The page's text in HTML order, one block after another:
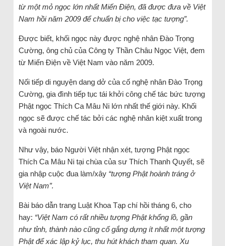
từ một mỏ ngọc lớn nhất Miến Điện, đã được đưa về Việt
Nam hồi năm 2009 để chuẩn bị cho việc tạc tượng”.
Được biết, khối ngọc này được nghệ nhân Đào Trọng
Cường, ông chủ của Công ty Thần Châu Ngọc Việt, đem
từ Miến Điện về Việt Nam vào năm 2009.
Nối tiếp di nguyện dang dở của cố nghệ nhân Đào Trọng
Cường, gia đình tiếp tục tái khởi công chế tác bức tượng
Phật ngọc Thích Ca Mâu Ni lớn nhất thế giới này. Khối
ngọc sẽ được chế tác bởi các nghệ nhân kiệt xuất trong
và ngoài nước.
Như vậy, báo Người Việt nhận xét, tượng Phật ngọc
Thích Ca Mâu Ni tại chùa của sư Thích Thanh Quyết, sẽ
gia nhập cuộc đua làm/xây “tượng Phật hoành tráng ở
Việt Nam”.
Bài báo dẫn trang Luật Khoa Tạp chí hồi tháng 6, cho
hay: “Việt Nam có rất nhiều tượng Phật khổng lồ, gần
như tỉnh, thành nào cũng cố gắng dựng ít nhất một tượng
Phật để xác lập kỷ lục, thu hút khách tham quan. Xu